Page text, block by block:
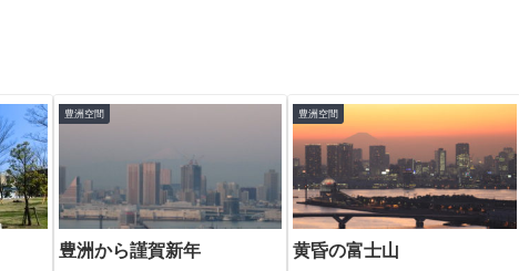
豊洲空間
豊洲から謹賀新年
豊洲空間
黄昏の富士山